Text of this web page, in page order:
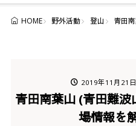
HOME 野外活動 登山 青田
2019年11月21日
青田南葉山 (青田難
場情報を